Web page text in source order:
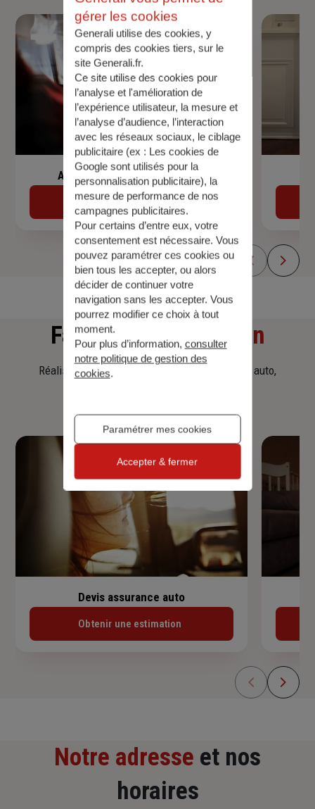
Assurance de prêt immobilier
Découvrir
Faitesune simulation
Réalisez une simulation tarifaire d'assurance, auto,
Devis assurance auto
Obtenir une estimation
Notre adresse et nos
horaires
gérer les cookies
Generali utilise des cookies, y
compris des cookies tiers, sur le
site Generali.fr.
Ce site utilise des cookies pour
l’analyse et l'amélioration de
l’expérience utilisateur, la mesure et
l’analyse d’audience, l’interaction
avec les réseaux sociaux, le ciblage
publicitaire (ex : Les cookies de
Google sont utilisés pour la
personnalisation publicitaire), la
mesure de performance de nos
campagnes publicitaires.
Pour certains d’entre eux, votre
consentement est nécessaire. Vous
pouvez paramétrer ces cookies ou
bien tous les accepter, ou alors
décider de continuer votre
navigation sans les accepter. Vous
pourrez modifier ce choix à tout
moment.
Pour plus d’information, consulter
notre politique de gestion des
cookies.
Paramétrer mes cookies
Accepter & fermer